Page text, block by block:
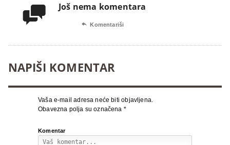
 Još nema komentara
 Komentariši
NAPIŠI KOMENTAR
Vaša e-mail adresa neće biti objavljena.
Obavezna polja su označena *
Komentar